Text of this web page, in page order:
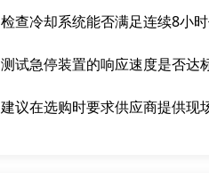
检查冷却系统能否满足连续8小
测试急停装置的响应速度是否达
建议在选购时要求供应商提供现